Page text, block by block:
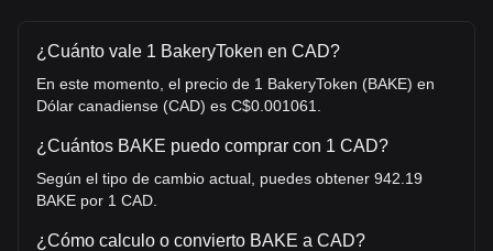
¿Cuánto vale 1 BakeryToken en CAD?
En este momento, el precio de 1 BakeryToken (BAKE) en
Dólar canadiense (CAD) es C$0.001061.
¿Cuántos BAKE puedo comprar con 1 CAD?
Según el tipo de cambio actual, puedes obtener 942.19
BAKE por 1 CAD.
¿Cómo calculo o convierto BAKE a CAD?